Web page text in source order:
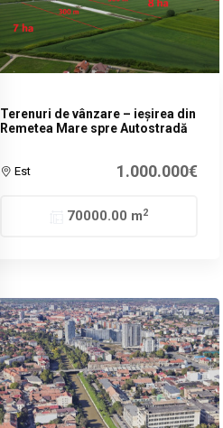
Terenuri de vânzare – ieșirea din
Remetea Mare spre Autostradă
Est 1.000.000€
70000.00 m2